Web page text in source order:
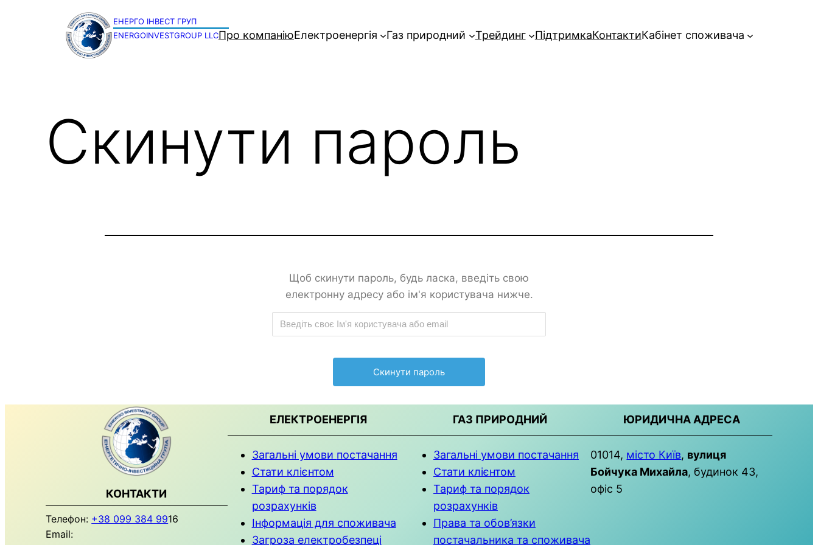
ENERGOINVESTGROUP LLCПро компаніюЕлектроенергія Газ природний Трейдинг ПідтримкаКонтактиКабінет споживача
Скинути пароль
Щоб скинути пароль, будь ласка, введіть свою
електронну адресу або ім'я користувача нижче.
КОНТАКТИ
Телефон: +38 099 384 9916
Email:
ЕЛЕКТРОЕНЕРГІЯ
Загальні умови постачання
Стати клієнтом
Тариф та порядок
розрахунків
Інформація для споживача
Загроза електробезпеці
ГАЗ ПРИРОДНИЙ
Загальні умови постачання
Стати клієнтом
Тариф та порядок
розрахунків
Права та обов’язки
постачальника та споживача
ЮРИДИЧНА АДРЕСА
01014, місто Київ, вулиця
Бойчука Михайла, будинок 43,
офіс 5